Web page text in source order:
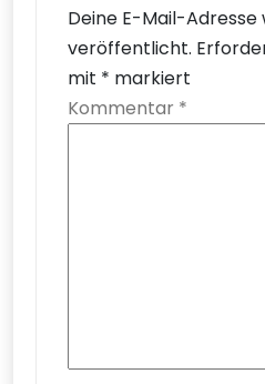
Deine E-Mail-Adresse
veröffentlicht.
mit * markiert
Kommentar *